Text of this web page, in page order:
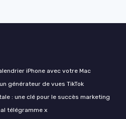
iPhone avec votre Mac
générateur de vues TikTok
: une clé pour le succès marketing
télégramme x